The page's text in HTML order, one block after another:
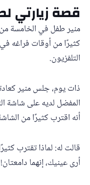
قصة زيارتي
منير طفل في الخامسة
كثيرًا من أوقات فراغه
التلفزيون.
ذات يوم، جلس منير
المفضل لديه على شاشة
أنه اقترب كثيرًا من
قالت له: لماذا تقترب
أرى عينيك، إنهما دامعتان!